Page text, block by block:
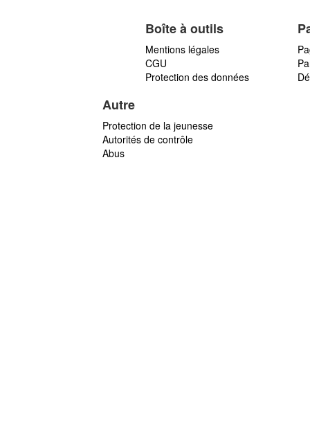
Boîte à outils
Mentions légales
CGU
Protection des données
Autre
Protection de la jeunesse
Autorités de contrôle
Abus